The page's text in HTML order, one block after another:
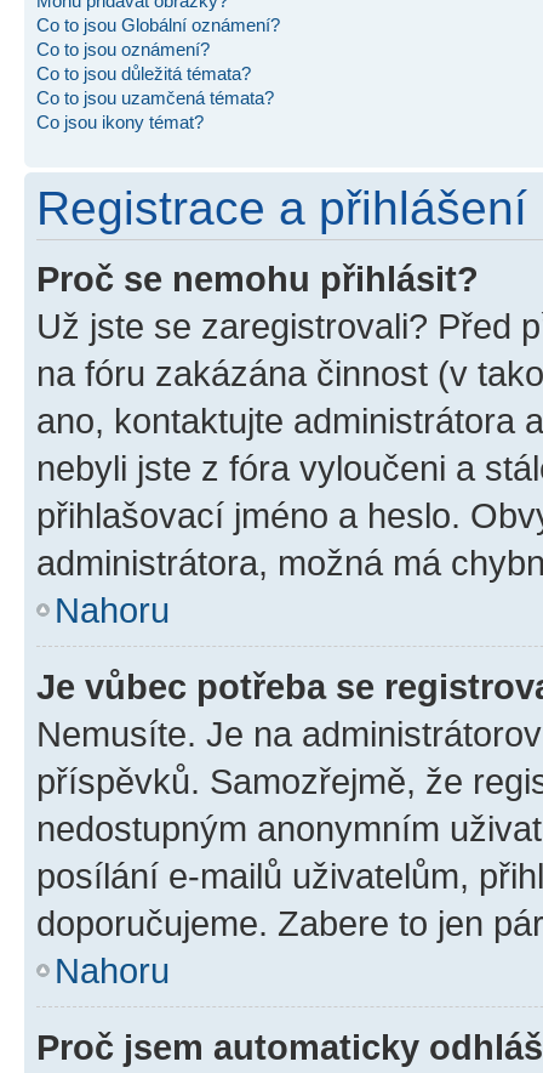
Co to jsou Globální oznámení?
Co to jsou oznámení?
Co to jsou důležitá témata?
Co to jsou uzamčená témata?
Co jsou ikony témat?
Registrace a přihlášení
Proč se nemohu přihlásit?
Už jste se zaregistrovali? Před
na fóru zakázána činnost (v
ano, kontaktujte administrátora
nebyli jste z fóra vyloučeni a
přihlašovací jméno a heslo.
administrátora, možná má
Nahoru
Je vůbec potřeba se
Nemusíte. Je na
příspěvků. Samozřejmě, že
nedostupným anonymním
posílání e-mailů uživatelům,
doporučujeme. Zabere to jen
Nahoru
Proč jsem automaticky